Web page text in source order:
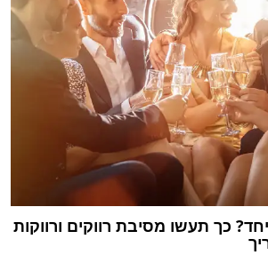
כך תעשו מסיבת רווקים ורווקות